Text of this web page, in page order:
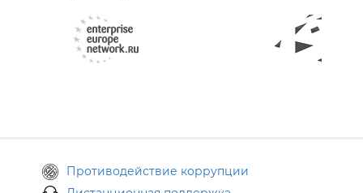
Противодействие коррупции